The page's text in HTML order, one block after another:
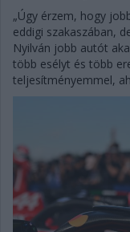
„Úgy érzem, hogy
eddigi szakaszában,
Nyilván jobb autót
több esélyt és több
teljesítményemmel,